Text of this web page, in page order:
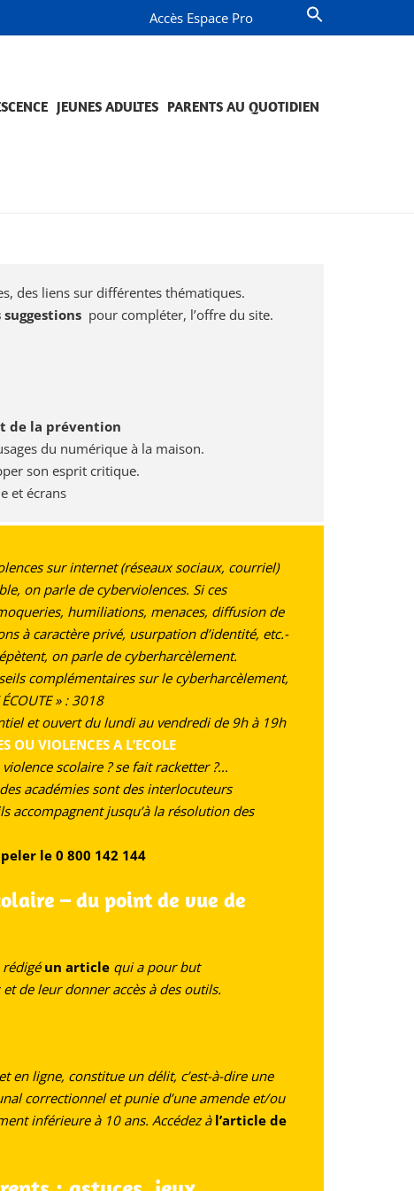
Accès Espace Pro
JEUNES ADULTES PARENTS AU QUOTIDIEN
des liens sur différentes thématiques.
pour compléter, l’offre du site.
de la prévention
du numérique à la maison.
son esprit critique.
et écrans
sur internet (réseaux sociaux, courriel)
on parle de cyberviolences. Si ces
humiliations, menaces, diffusion de
à caractère privé, usurpation d’identité, etc.-
on parle de cyberharcèlement.
complémentaires sur le cyberharcèlement,
» : 3018
et ouvert du lundi au vendredi de 9h à 19h
OU VIOLENCES A L’ECOLE
scolaire ? se fait racketter ?…
académies sont des interlocuteurs
accompagnent jusqu’à la résolution des
le 0 800 142 144
– du point de vue de
un article qui a pour but
de leur donner accès à des outils.
en ligne, constitue un délit, c’est-à-dire une
correctionnel et punie d’une amende et/ou
inférieure à 10 ans. Accédez à l’article de